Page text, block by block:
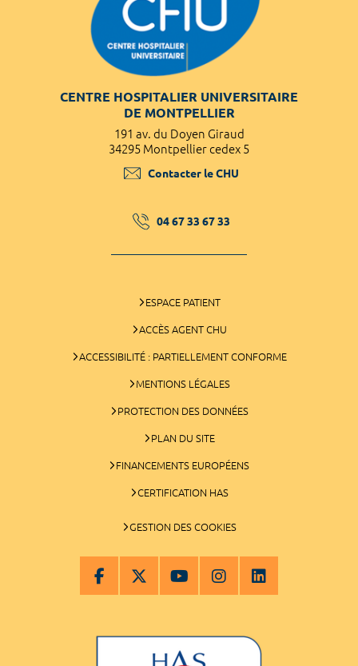
CENTRE HOSPITALIER UNIVERSITAIRE
DE MONTPELLIER
191 av. du Doyen Giraud
34295 Montpellier cedex 5
Contacter le CHU
04 67 33 67 33
ESPACE PATIENT
ACCÈS AGENT CHU
ACCESSIBILITÉ : PARTIELLEMENT CONFORME
MENTIONS LÉGALES
PROTECTION DES DONNÉES
PLAN DU SITE
FINANCEMENTS EUROPÉENS
CERTIFICATION HAS
GESTION DES COOKIES